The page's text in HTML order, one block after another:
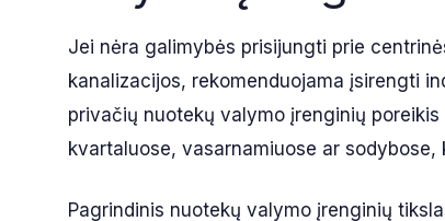
Jei nėra galimybės prisijungti prie
kanalizacijos, rekomenduojama įsirengti
privačių nuotekų valymo įrenginių
kvartaluose, vasarnamiuose ar
Pagrindinis nuotekų valymo įrenginių